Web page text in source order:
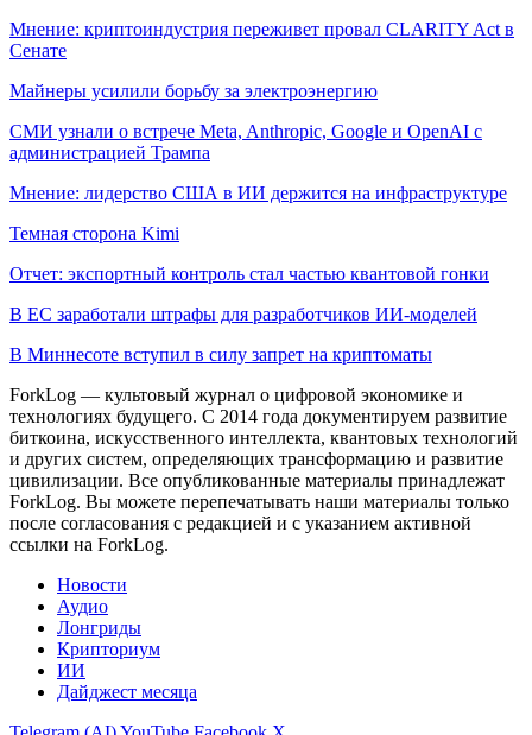
Мнение: криптоиндустрия переживет провал CLARITY Act в
Сенате
Майнеры усилили борьбу за электроэнергию
СМИ узнали о встрече Meta, Anthropic, Google и OpenAI с
администрацией Трампа
Мнение: лидерство США в ИИ держится на инфраструктуре
Темная сторона Kimi
Отчет: экспортный контроль стал частью квантовой гонки
В ЕС заработали штрафы для разработчиков ИИ-моделей
В Миннесоте вступил в силу запрет на криптоматы
ForkLog — культовый журнал о цифровой экономике и
технологиях будущего. С 2014 года документируем развитие
биткоина, искусственного интеллекта, квантовых технологий
и других систем, определяющих трансформацию и развитие
цивилизации. Все опубликованные материалы принадлежат
ForkLog. Вы можете перепечатывать наши материалы только
после согласования с редакцией и с указанием активной
ссылки на ForkLog.
Новости
Аудио
Лонгриды
Крипториум
ИИ
Дайджест месяца